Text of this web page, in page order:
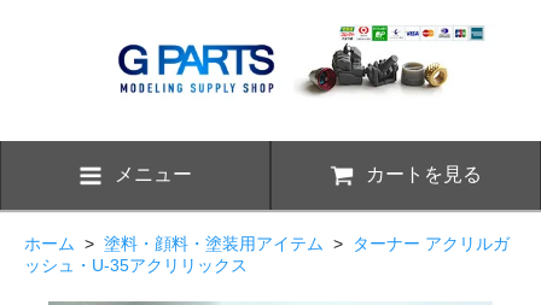
メニュー カートを見る
ホーム > 塗料・顔料・塗装用アイテム >
ターナー アクリルガ
ッシュ・U-35アクリリックス